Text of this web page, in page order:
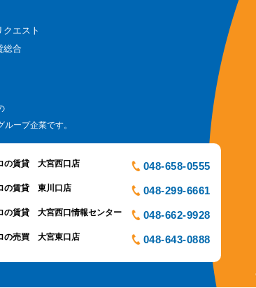
クエスト
総合
ープ企業です。
の賃貸 大宮西口店 048-658-0555
の賃貸 東川口店 048-299-6661
の賃貸 大宮西口情報センター 048-662-9928
の売買 大宮東口店 048-643-0888